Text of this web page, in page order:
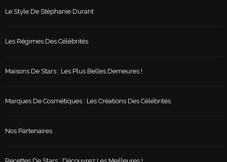
Le Style De Stéphanie Durant
Les Régimes Des Célébrités
Maisons De Stars : Les Plus Belles Demeures !
Marques De Cosmétiques : Les Créations Des Célébrités
Nos Partenaires